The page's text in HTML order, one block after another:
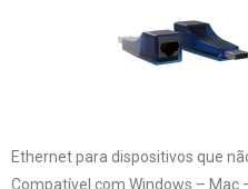
Ethernet para dispositivos que
Compatível com Windows – Mac